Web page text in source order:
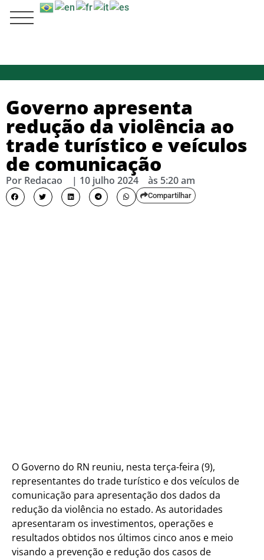
Governo apresenta
redução da violência ao
trade turístico e veículos
de comunicação
Por Redacao | 10 julho 2024 às 5:20 am
Compartilhar
O Governo do RN reuniu, nesta terça-feira (9),
representantes do trade turístico e dos veículos de
comunicação para apresentação dos dados da
redução da violência no estado. As autoridades
apresentaram os investimentos, operações e
resultados obtidos nos últimos cinco anos e meio
visando a prevenção e redução dos casos de